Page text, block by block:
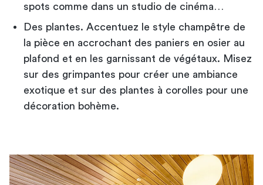
spots comme dans un studio de cinéma…
Des plantes. Accentuez le style champêtre de
la pièce en accrochant des paniers en osier au
plafond et en les garnissant de végétaux. Misez
sur des grimpantes pour créer une ambiance
exotique et sur des plantes à corolles pour une
décoration bohème.